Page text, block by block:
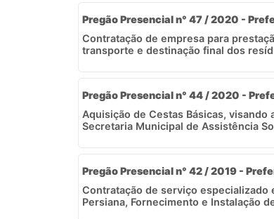
Pregão Presencial n° 47 / 2020 -
Contratação de empresa para
transporte e destinação final dos
Pregão Presencial n° 44 / 2020 -
Aquisição de Cestas Básicas,
Secretaria Municipal de Assistência
Pregão Presencial n° 42 / 2019 -
Contratação de serviço especializado
Persiana, Fornecimento e Instalação